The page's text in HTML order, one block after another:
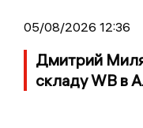
05/08/2026 12:36
Дмитрий
складу WB в